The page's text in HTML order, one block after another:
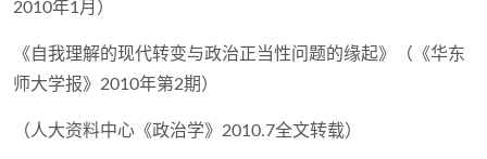
2010年1月）
《自我理解的现代转变与政治正当性问题的缘起》（《华东
师大学报》2010年第2期）
（人大资料中心《政治学》2010.7全文转载）